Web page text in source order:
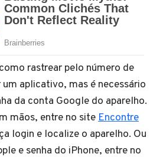
rastrear pelo número de
aplicativo, mas é necessário
da conta Google do aparelho.
mãos, entre no siteEncontre
login e localize o aparelho. Ou
e senha do iPhone, entre no